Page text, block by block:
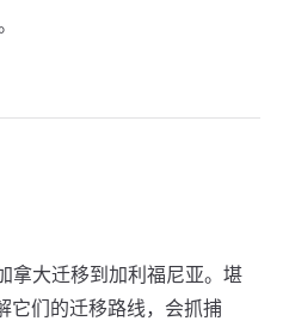
拿大迁移到加利福尼亚。堪
它们的迁移路线，会抓捕